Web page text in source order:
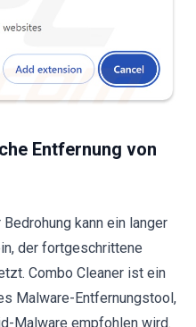
Entfernung von
kann ein langer
der fortgeschrittene
Combo Cleaner ist ein
Malware-Entfernungstool,
Malware empfohlen wird.